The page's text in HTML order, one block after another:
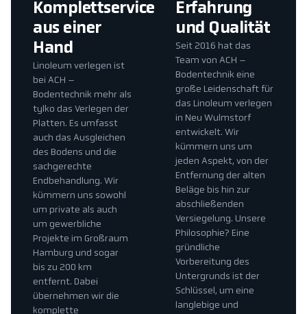
Erfahrung
und Qualität
Seit 2016 hat das
Team von ACH –
Bodentechnik eine
große Leidenschaft für
das Linoleum verlegen
in Neu Wulmstorf
entwickelt. Wir
kümmern uns um
jeden Aspekt, von der
Entfernung der alten
Beläge bis hin zur
abschließenden
Versiegelung. Unsere
Philosophie? Eine
gründliche
Vorbereitung des
Untergrunds ist der
Schlüssel, um eine
langlebige und
Komplettservice
aus einer
Hand
Linoleum verlegen ist
bei ACH –
Bodentechnik mehr als
tylko das Verlegen der
Platten. Es umfasst
auch das Ausgleichen
des Bodens und die
sachgerechte
Endbehandlung. Wir
kümmern uns sowohl
um private als auch
um gewerbliche
Projekte im Großraum
Hamburg und sogar
bis zu 200 km
entfernt. Dabei
übernehmen wir die
komplette